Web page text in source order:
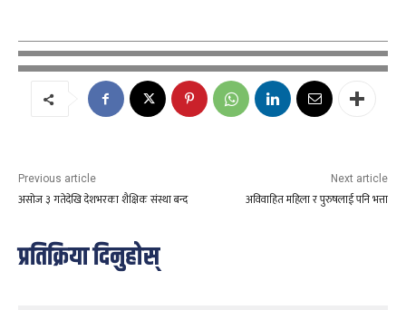
Previous article
असोज ३ गतेदेखि देशभरका शैक्षिक संस्था बन्द
Next article
अविवाहित महिला र पुरुषलाई पनि भत्ता
प्रतिक्रिया दिनुहोस्